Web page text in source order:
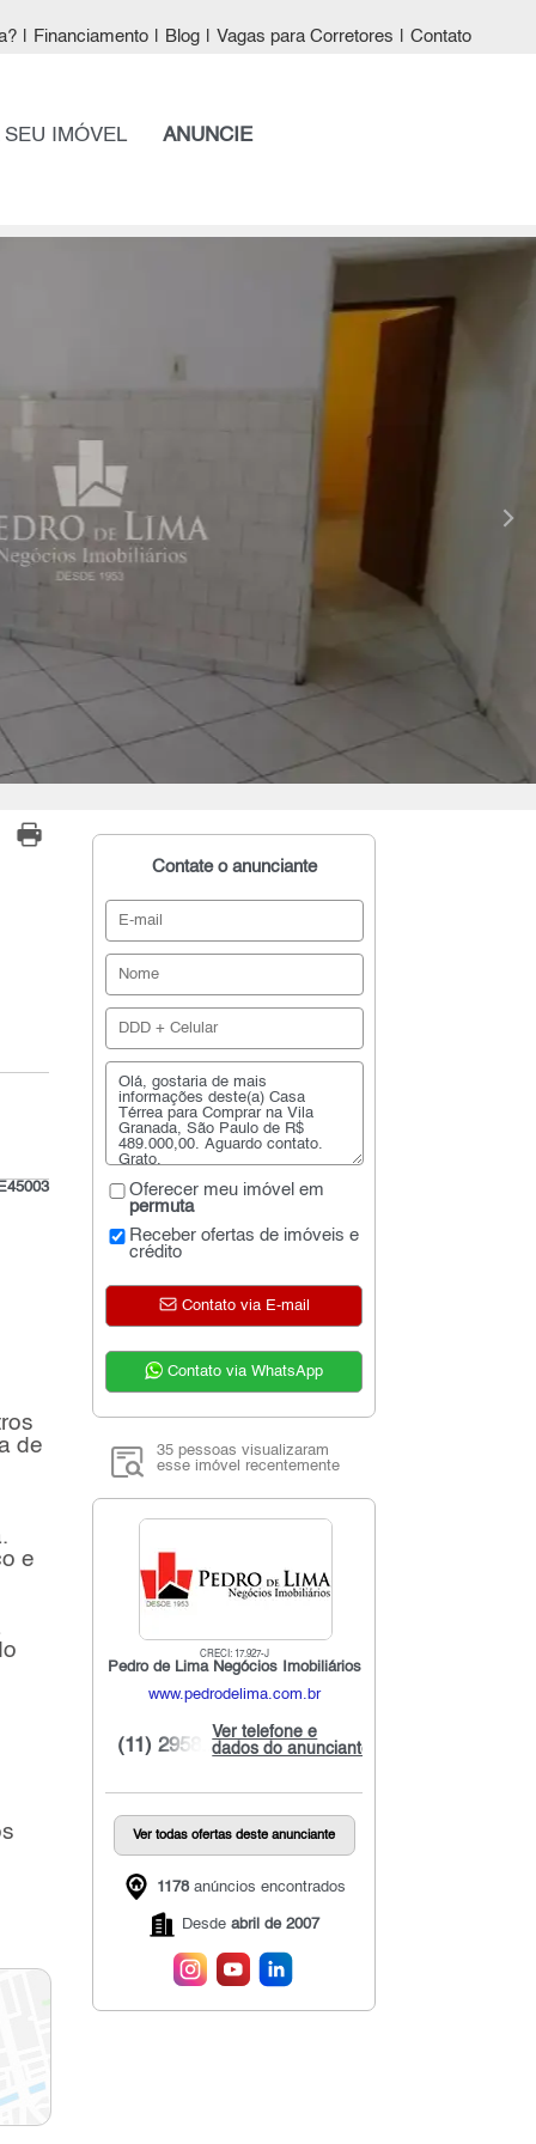
Financiamento Blog Vagas para Corretores Contato
IMÓVEL ANUNCIE
de
e
Contate o anunciante
Oferecer meu imóvel em
permuta
Receber ofertas de imóveis e
crédito
Contato via E-mail
Contato via WhatsApp
35 pessoas visualizaram
esse imóvel recentemente
CRECI: 17.927-J
Pedro de Lima Negócios Imobiliários
www.pedrodelima.com.br
Ver telefone e
dados do anunciante
(11) 2958...
Ver todas ofertas deste anunciante
1178anúncios encontrados
Desdeabril de 2007